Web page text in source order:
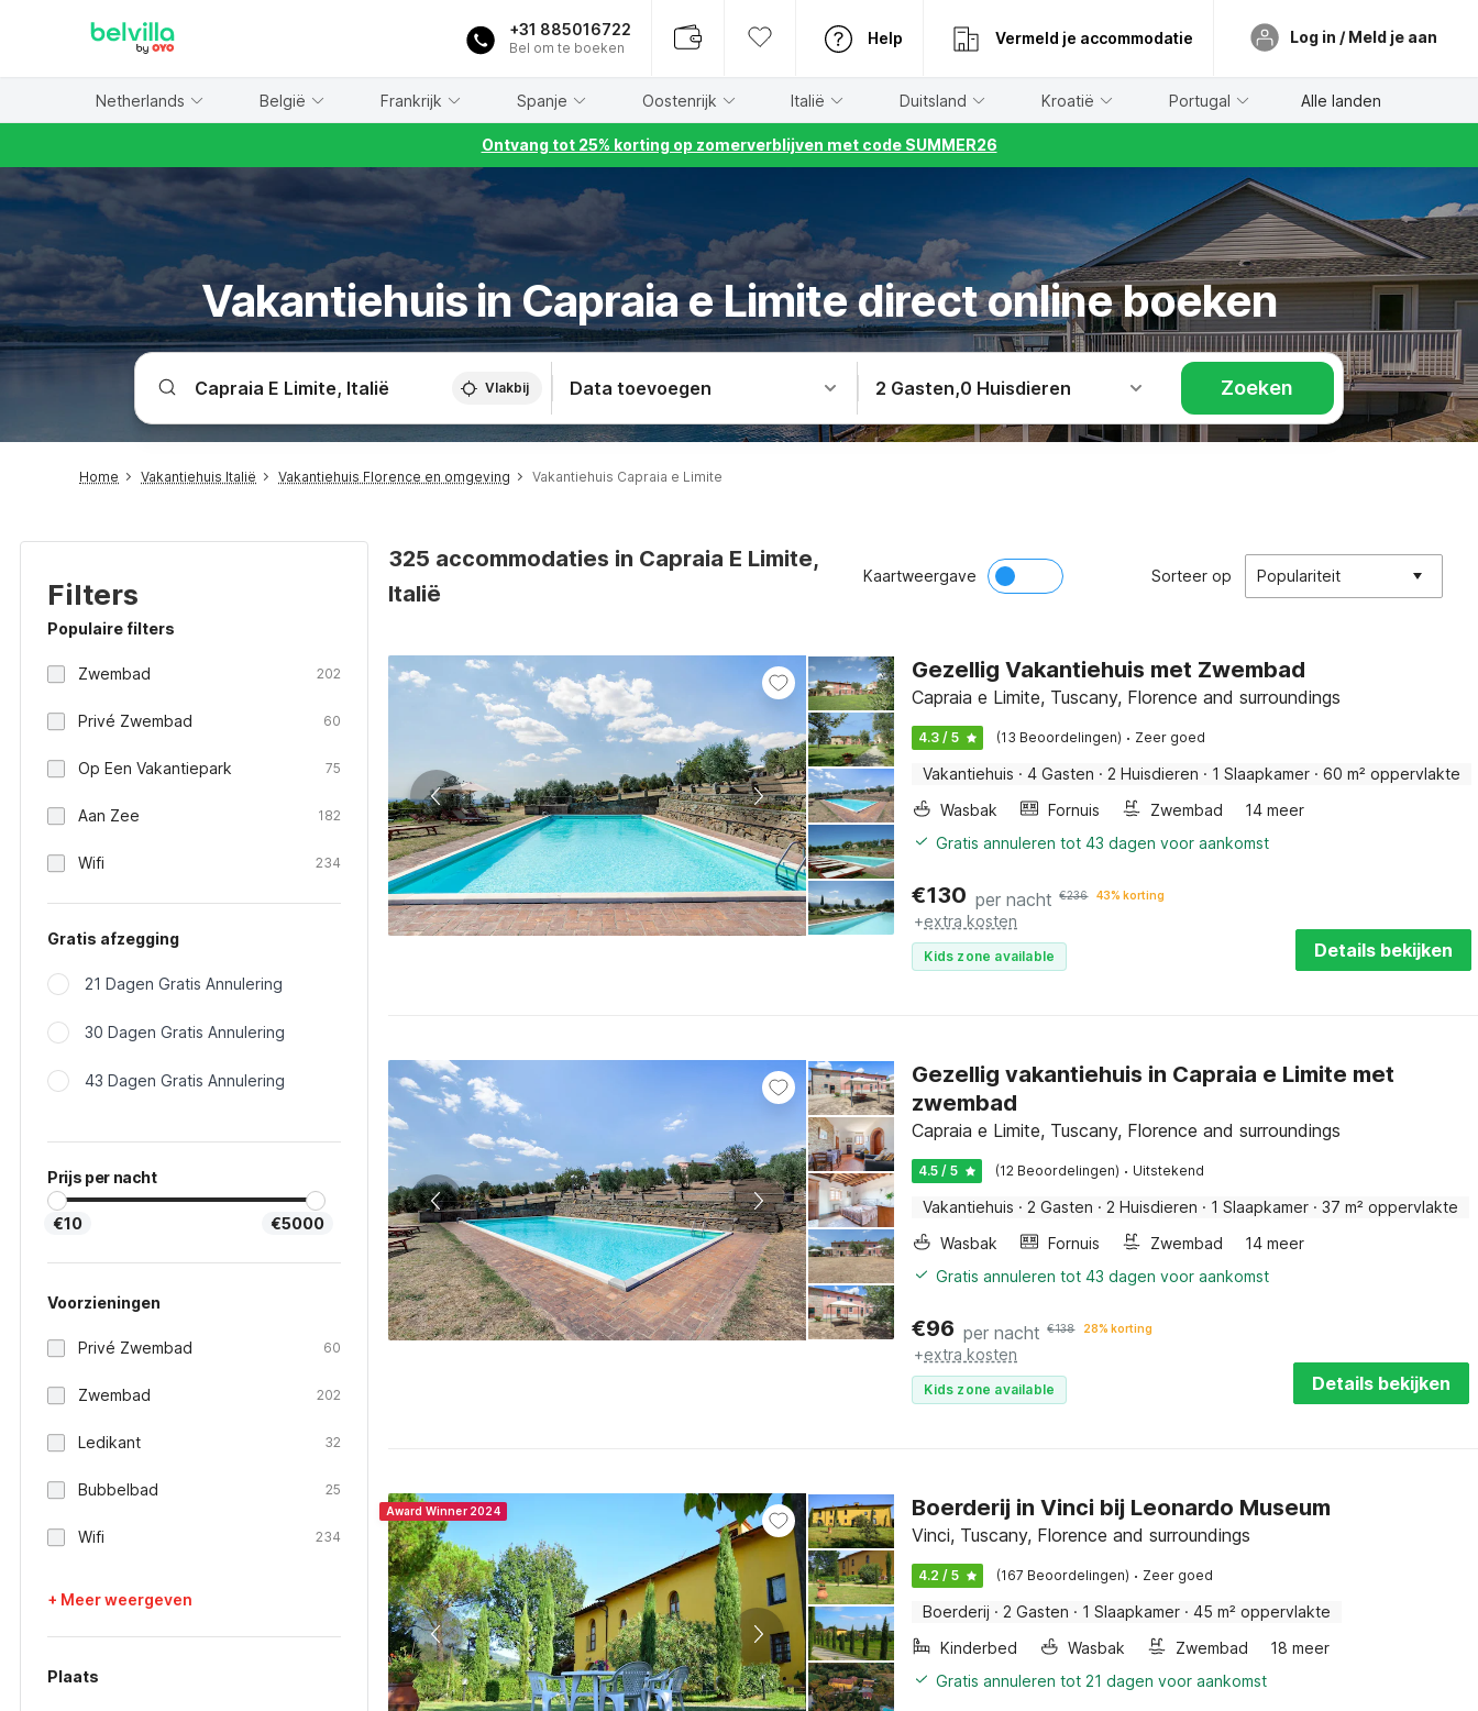
+31 885016722
Bel om te boeken
Help Vermeld je accommodatie Log in / Meld je aan
Netherlands België Frankrijk Spanje Oostenrijk Italië Duitsland Kroatië Portugal Alle landen
Ontvang tot 25% korting op zomerverblijven met code SUMMER26
Vakantiehuis in Capraia e Limite direct online boeken
Vlakbij Data toevoegen 2 Gasten,0 Huisdieren Zoeken
Home Vakantiehuis Italië Vakantiehuis Florence en omgeving Vakantiehuis Capraia e Limite
Filters
Populaire filters
Zwembad 202
Privé Zwembad 60
Op Een Vakantiepark 75
Aan Zee 182
Wifi 234
Gratis afzegging
21 Dagen Gratis Annulering
30 Dagen Gratis Annulering
43 Dagen Gratis Annulering
Prijs per nacht
€10 €5000
Voorzieningen
Privé Zwembad 60
Zwembad 202
Ledikant 32
Bubbelbad 25
Wifi 234
+ Meer weergeven
Plaats
325 accommodaties in Capraia E Limite,
Italië
Kaartweergave Sorteer op Populariteit
Gezellig Vakantiehuis met Zwembad
Capraia e Limite, Tuscany, Florence and surroundings
4.3 / 5 (13 Beoordelingen) · Zeer goed
Vakantiehuis · 4 Gasten · 2 Huisdieren · 1 Slaapkamer · 60 m² oppervlakte
Wasbak
Fornuis Zwembad
14 meer
Gratis annuleren tot 43 dagen voor aankomst
€130 per nacht €236 43% korting
+extra kosten
Kids zone available Details bekijken
Gezellig vakantiehuis in Capraia e Limite met
zwembad
Capraia e Limite, Tuscany, Florence and surroundings
4.5 / 5 (12 Beoordelingen) · Uitstekend
Vakantiehuis · 2 Gasten · 2 Huisdieren · 1 Slaapkamer · 37 m² oppervlakte
Wasbak
Fornuis Zwembad
14 meer
Gratis annuleren tot 43 dagen voor aankomst
€96 per nacht €138 28% korting
+extra kosten
Kids zone available Details bekijken
Award Winner 2024 Boerderij in Vinci bij Leonardo Museum
Vinci, Tuscany, Florence and surroundings
4.2 / 5 (167 Beoordelingen) · Zeer goed
Boerderij · 2 Gasten · 1 Slaapkamer · 45 m² oppervlakte
Kinderbed
Wasbak Zwembad
18 meer
Gratis annuleren tot 21 dagen voor aankomst